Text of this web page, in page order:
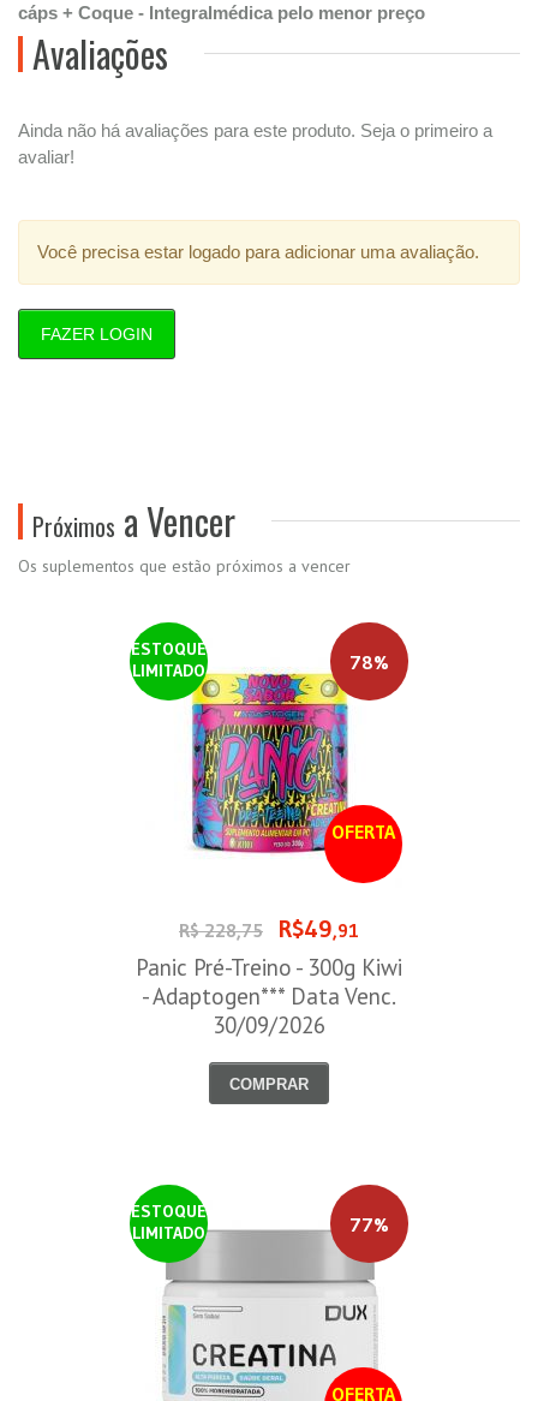
cáps + Coque - Integralmédica pelo menor preço
Avaliações
Ainda não há avaliações para este produto. Seja o primeiro a
avaliar!
Você precisa estar logado para adicionar uma avaliação.
FAZER LOGIN
Próximos a Vencer
Os suplementos que estão próximos a vencer
ESTOQUE
LIMITADO
OFERTA
78%
R$ 228,75 R$49,91
Panic Pré-Treino - 300g Kiwi
- Adaptogen*** Data Venc.
30/09/2026
COMPRAR
ESTOQUE
LIMITADO
OFERTA
77%